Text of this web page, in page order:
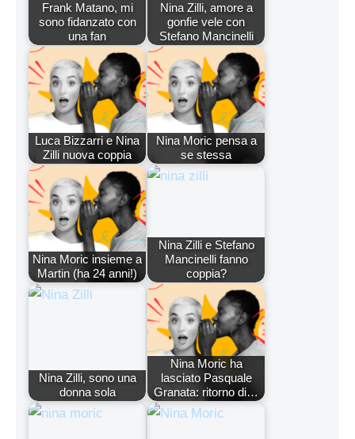
Frank Matano, mi
sono fidanzato con
una fan
Nina Zilli, amore a
gonfie vele con
Stefano Mancinelli
Luca Bizzarri e Nina
Zilli nuova coppia
Nina Moric pensa a
se stessa
Nina Moric insieme a
Martin (ha 24 anni!)
Nina Zilli e Stefano
Mancinelli fanno
coppia?
Nina Zilli, sono una
donna sola
Nina Moric ha
lasciato Pasquale
Granata: ritorno di…